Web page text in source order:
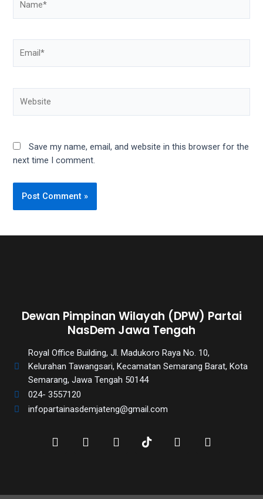
Save my name, email, and website in this browser for the
next time I comment.
Dewan Pimpinan Wilayah (DPW) Partai
NasDem Jawa Tengah
Royal Office Building, Jl. Madukoro Raya No. 10,
Kelurahan Tawangsari, Kecamatan Semarang Barat, Kota
Semarang, Jawa Tengah 50144
024- 3557120
infopartainasdemjateng@gmail.com